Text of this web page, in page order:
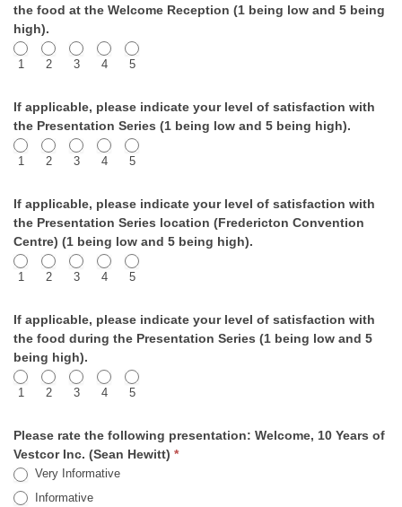
the food at the Welcome Reception (1 being low and 5 being
high).
1 2 3 4 5
If applicable, please indicate your level of satisfaction with
the Presentation Series (1 being low and 5 being high).
1 2 3 4 5
If applicable, please indicate your level of satisfaction with
the Presentation Series location (Fredericton Convention
Centre) (1 being low and 5 being high).
1 2 3 4 5
If applicable, please indicate your level of satisfaction with
the food during the Presentation Series (1 being low and 5
being high).
1 2 3 4 5
Please rate the following presentation: Welcome, 10 Years of
Vestcor Inc. (Sean Hewitt) *
Very Informative
Informative